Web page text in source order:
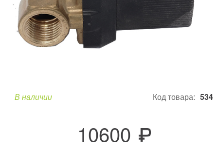
В наличии Код товара: 534
10600